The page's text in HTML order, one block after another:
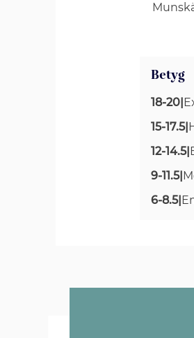
Betyg
18-20|
15-17.5|
12-14.5|
9-11.5|
6-8.5|